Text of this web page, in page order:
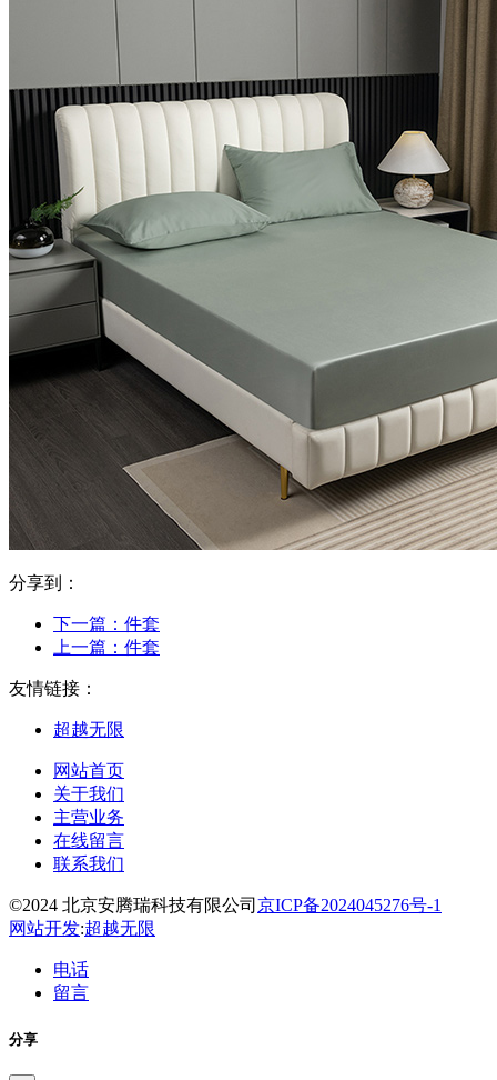
分享到：
下一篇： 件套
上一篇： 件套
友情链接：
超越无限
网站首页
关于我们
主营业务
在线留言
联系我们
©2024 北京安腾瑞科技有限公司 京ICP备2024045276号-1
网站开发:超越无限
电话
留言
分享